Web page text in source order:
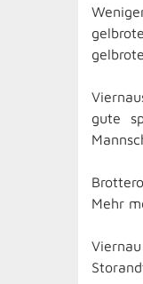
gute
Mehr